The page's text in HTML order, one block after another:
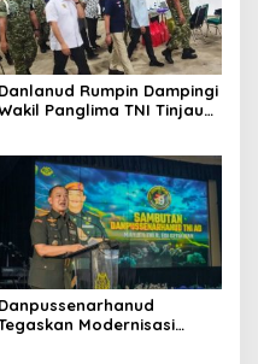
Danlanud Rumpin Dampingi
Panglima TNI Tinjau
Danpussenarhanud
Modernisasi